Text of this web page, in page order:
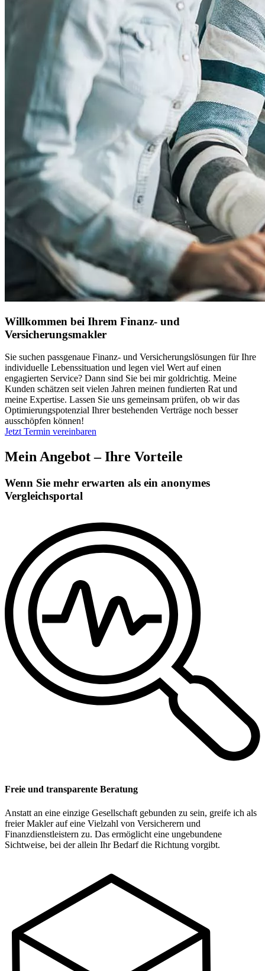
Willkommen bei Ihrem Finanz- und
Versicherungsmakler
Sie suchen passgenaue Finanz- und Versicherungslösungen für Ihre
individuelle Lebenssituation und legen viel Wert auf einen
engagierten Service? Dann sind Sie bei mir goldrichtig. Meine
Kunden schätzen seit vielen Jahren meinen fundierten Rat und
meine Expertise. Lassen Sie uns gemeinsam prüfen, ob wir das
Optimierungspotenzial Ihrer bestehenden Verträge noch besser
ausschöpfen können!
Jetzt Termin vereinbaren
Mein Angebot – Ihre Vorteile
Wenn Sie mehr erwarten als ein anonymes
Vergleichsportal
Freie und transparente Beratung
Anstatt an eine einzige Gesellschaft gebunden zu sein, greife ich als
freier Makler auf eine Vielzahl von Versicherern und
Finanzdienstleistern zu. Das ermöglicht eine ungebundene
Sichtweise, bei der allein Ihr Bedarf die Richtung vorgibt.